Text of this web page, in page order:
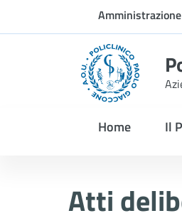
Skip to Main ContentAmministrazione
trasparente
Home Il
Atti